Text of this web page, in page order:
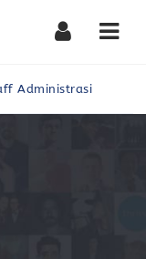
Administrasi